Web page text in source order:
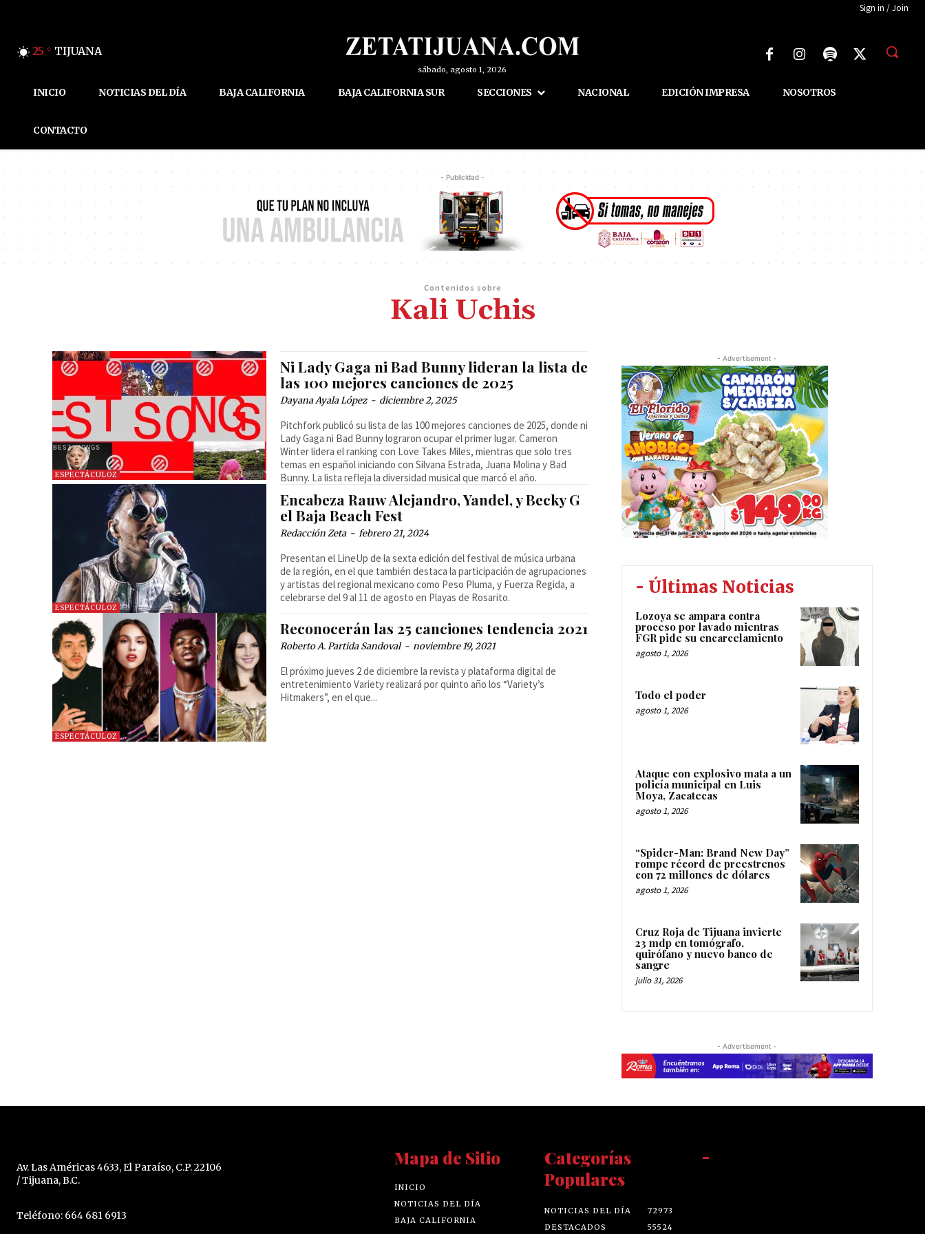
Sign in / Join
25 C TIJUANA
sábado, agosto 1, 2026
INICIO NOTICIAS DEL DÍA BAJA CALIFORNIA BAJA CALIFORNIA SUR SECCIONES NACIONAL EDICIÓN IMPRESA NOSOTROS
CONTACTO
- Publicidad -
Contenidos sobre
Kali Uchis
ESPECTÁCULOZ
Ni Lady Gaga ni Bad Bunny lideran la lista de
las 100 mejores canciones de 2025
Dayana Ayala López - diciembre 2, 2025
Pitchfork publicó su lista de las 100 mejores canciones de 2025, donde ni
Lady Gaga ni Bad Bunny lograron ocupar el primer lugar. Cameron
Winter lidera el ranking con Love Takes Miles, mientras que solo tres
temas en español iniciando con Silvana Estrada, Juana Molina y Bad
Bunny. La lista refleja la diversidad musical que marcó el año.
ESPECTÁCULOZ
Encabeza Rauw Alejandro, Yandel, y Becky G
el Baja Beach Fest
Redacción Zeta - febrero 21, 2024
Presentan el LineUp de la sexta edición del festival de música urbana
de la región, en el que también destaca la participación de agrupaciones
y artistas del regional mexicano como Peso Pluma, y Fuerza Regida, a
celebrarse del 9 al 11 de agosto en Playas de Rosarito.
ESPECTÁCULOZ
Reconocerán las 25 canciones tendencia 2021
Roberto A. Partida Sandoval - noviembre 19, 2021
El próximo jueves 2 de diciembre la revista y plataforma digital de
entretenimiento Variety realizará por quinto año los “Variety’s
Hitmakers”, en el que...
- Advertisement -
- Últimas Noticias
Lozoya se ampara contra
proceso por lavado mientras
FGR pide su encarcelamiento
agosto 1, 2026
Todo el poder
agosto 1, 2026
Ataque con explosivo mata a un
policía municipal en Luis
Moya, Zacatecas
agosto 1, 2026
“Spider-Man: Brand New Day”
rompe récord de preestrenos
con 72 millones de dólares
agosto 1, 2026
Cruz Roja de Tijuana invierte
23 mdp en tomógrafo,
quirófano y nuevo banco de
sangre
julio 31, 2026
- Advertisement -
Av. Las Américas 4633, El Paraíso, C.P. 22106
/ Tijuana, B.C.
Teléfono: 664 681 6913
Mapa de Sitio
INICIO
NOTICIAS DEL DÍA
BAJA CALIFORNIA
Categorías
Populares
NOTICIAS DEL DÍA
72973
DESTACADOS
55524
-